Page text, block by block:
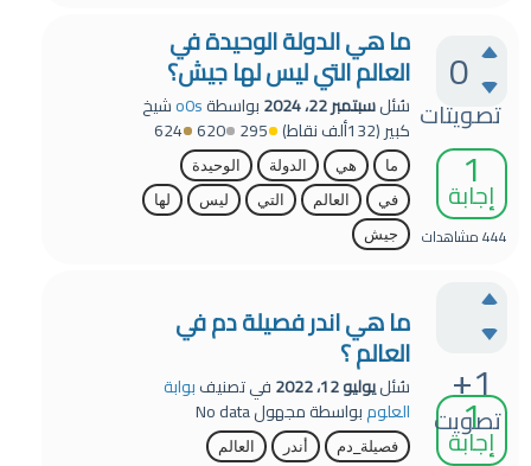
0
تصويتات
1
إجابة
444مشاهدات
ما هي الدولة الوحيدة في
العالم التي ليس لها جيش؟
سُئلسبتمبر 22، 2024 بواسطةo0sشيخ
كبير(132ألف نقاط) 295
620
624
ما هي الدولة
الوحيدة
في
العالم التي ليس
لها
جيش
+1
تصويت
1
إجابة
ما هي اندر فصيلة دم في
العالم ؟
سُئليوليو 12، 2022 في تصنيفبوابة
العلومبواسطةمجهولNo data
فصيلة_دم أندر العالم